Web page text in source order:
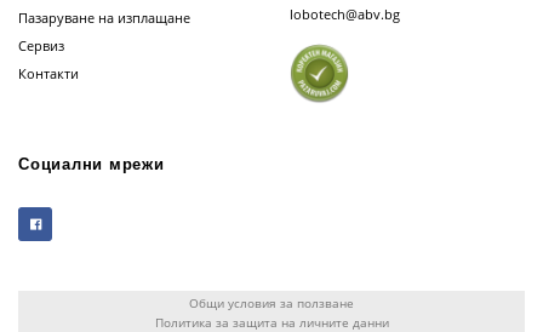
Пазаруване на изплащане
Сервиз
Контакти
lobotech@abv.bg
Социални мрежи
Общи условия за ползване
Политика за защита на личните данни